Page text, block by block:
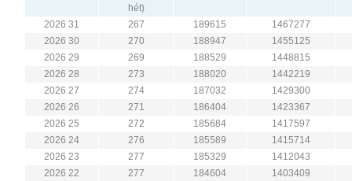
hét)
2026 31 267 189615
1467277
2026 30
270 188947
1455125
2026 29
269 188529
1448815
2026 28
273 188020
1442219
2026 27
274 187032
1429300
2026 26
271 186404
1423367
2026 25
272 185684
1417597
2026 24
276 185589
1415714
2026 23
277 185329
1412043
2026 22
277 184604 1403409